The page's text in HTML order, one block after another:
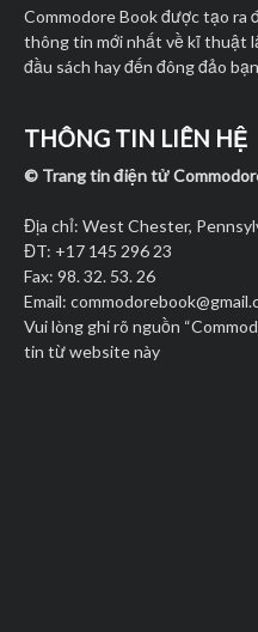
Commodore Book được tạo ra
thông tin mới nhất về kĩ thuật
đầu sách hay đến đông đảo
THÔNG TIN LIÊN HỆ
© Trang tin điện tử
Địa chỉ: West Chester,
ĐT: +17 145 296 23
Fax: 98. 32. 53. 26
Email:
Vui lòng ghi rõ nguồn
tin từ website này